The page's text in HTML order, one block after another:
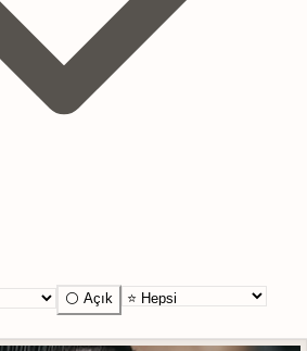
⚪ Açık